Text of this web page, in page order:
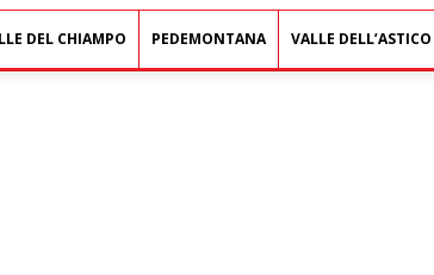
DEL CHIAMPO PEDEMONTANA VALLE DELL’ASTICO